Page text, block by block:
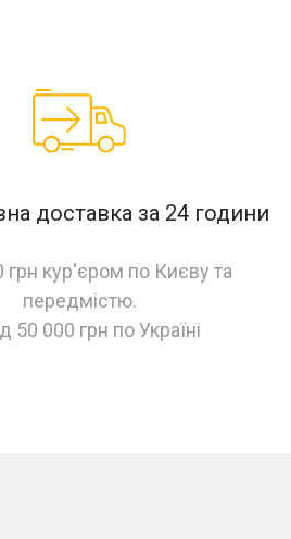
доставка за 24 години
грн кур'єром по Києву та
передмістю.
50 000 грн по Україні